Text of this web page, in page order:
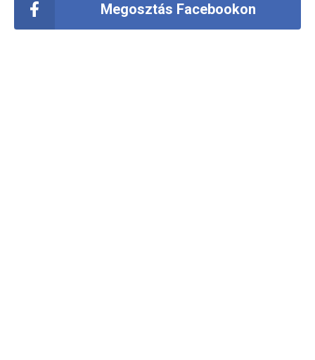
Megosztás Facebookon